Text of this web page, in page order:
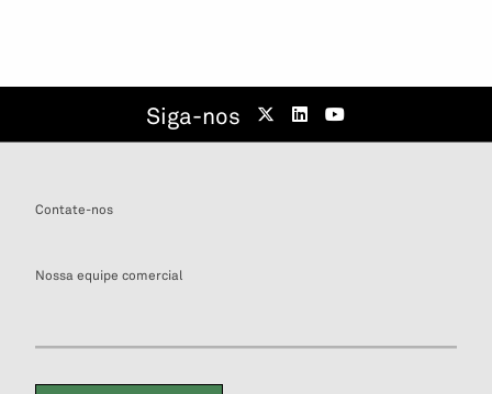
Siga-nos
Contate-nos
Nossa equipe comercial